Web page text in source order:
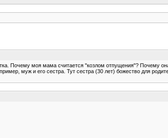
Почему моя мама считается "козлом отпущения"? Почему
муж и его сестра. Тут сестра (30 лет) божество для